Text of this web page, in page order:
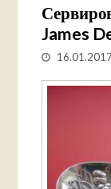
James